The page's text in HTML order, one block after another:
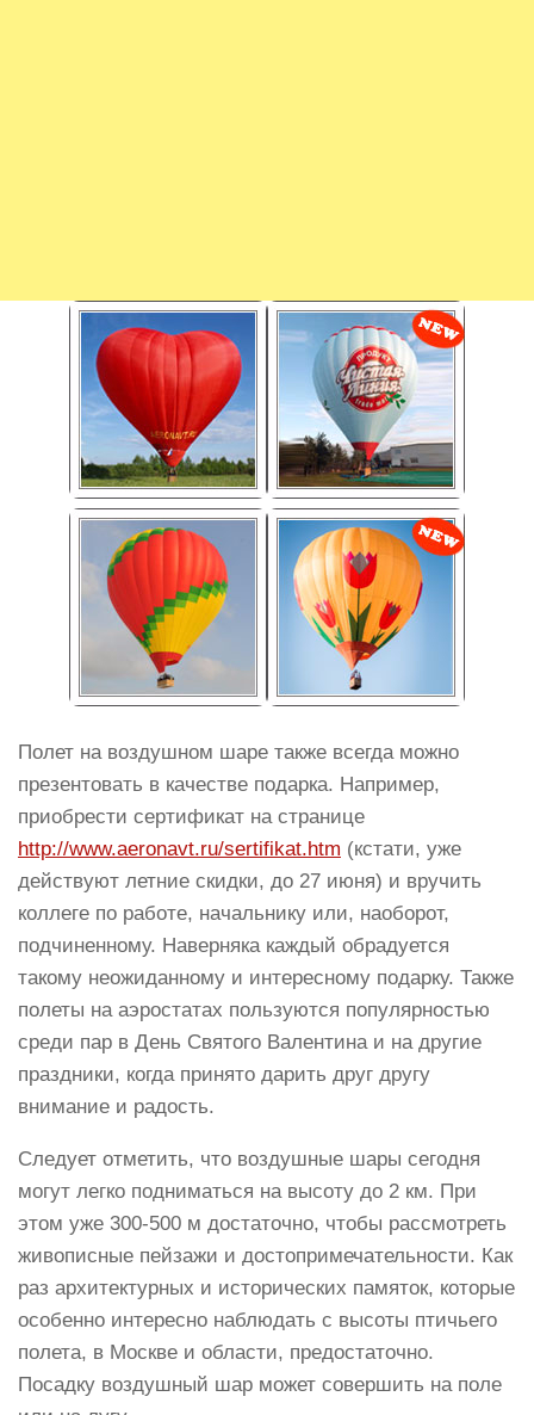
Полет на воздушном шаре также всегда можно
презентовать в качестве подарка. Например,
приобрести сертификат на странице
http://www.aeronavt.ru/sertifikat.htm (кстати, уже
действуют летние скидки, до 27 июня) и вручить
коллеге по работе, начальнику или, наоборот,
подчиненному. Наверняка каждый обрадуется
такому неожиданному и интересному подарку. Также
полеты на аэростатах пользуются популярностью
среди пар в День Святого Валентина и на другие
праздники, когда принято дарить друг другу
внимание и радость.
Следует отметить, что воздушные шары сегодня
могут легко подниматься на высоту до 2 км. При
этом уже 300-500 м достаточно, чтобы рассмотреть
живописные пейзажи и достопримечательности. Как
раз архитектурных и исторических памяток, которые
особенно интересно наблюдать с высоты птичьего
полета, в Москве и области, предостаточно.
Посадку воздушный шар может совершить на поле